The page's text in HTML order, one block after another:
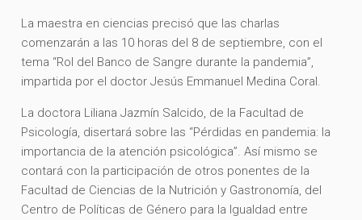
La maestra en ciencias precisó que las charlas
comenzarán a las 10 horas del 8 de septiembre, con el
tema “Rol del Banco de Sangre durante la pandemia”,
impartida por el doctor Jesús Emmanuel Medina Coral.
La doctora Liliana Jazmín Salcido, de la Facultad de
Psicología, disertará sobre las “Pérdidas en pandemia: la
importancia de la atención psicológica”. Así mismo se
contará con la participación de otros ponentes de la
Facultad de Ciencias de la Nutrición y Gastronomía, del
Centro de Políticas de Género para la Igualdad entre